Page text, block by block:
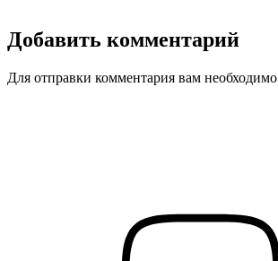
Добавить комментарий
Для отправки комментария вам необходимо